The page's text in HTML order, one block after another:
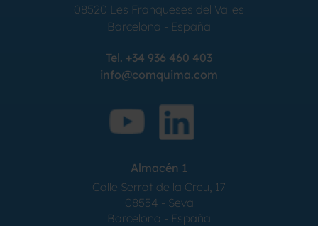
08520 Les Franqueses del Valles
Barcelona - España
Tel. +34 936 460 403
info@comquima.com
Almacén 1
Calle Serrat de la Creu, 17
08554 - Seva
Barcelona - España